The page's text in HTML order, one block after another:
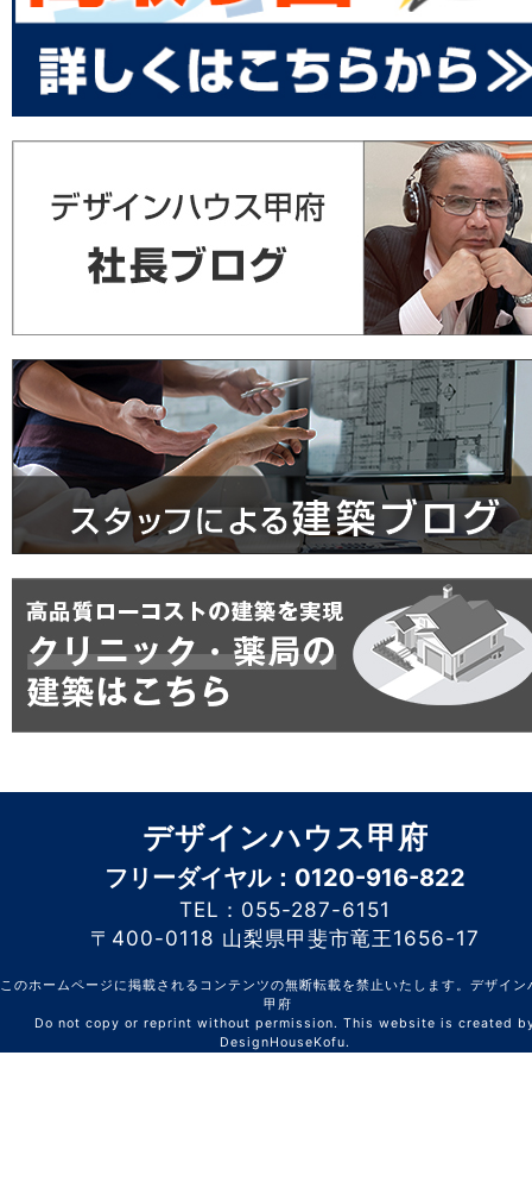
デザインハウス甲府
フリーダイヤル：0120-916-822
TEL：055-287-6151
〒400-0118 山梨県甲斐市竜王1656-17
このホームページに掲載されるコンテンツの無断転載を禁止いたします。デザイン
甲府
Do not copy or reprint without permission. This website is created
DesignHouseKofu.